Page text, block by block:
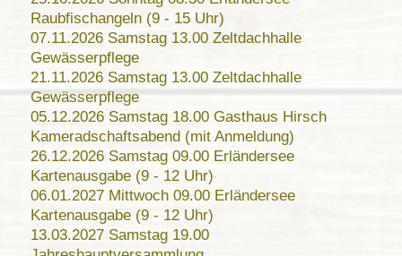
Raubfischangeln (9 - 15 Uhr)
07.11.2026 Samstag 13.00 Zeltdachhalle
Gewässerpflege
21.11.2026 Samstag 13.00 Zeltdachhalle
Gewässerpflege
05.12.2026 Samstag 18.00 Gasthaus Hirsch
Kameradschaftsabend (mit Anmeldung)
26.12.2026 Samstag 09.00 Erländersee
Kartenausgabe (9 - 12 Uhr)
06.01.2027 Mittwoch 09.00 Erländersee
Kartenausgabe (9 - 12 Uhr)
13.03.2027 Samstag 19.00